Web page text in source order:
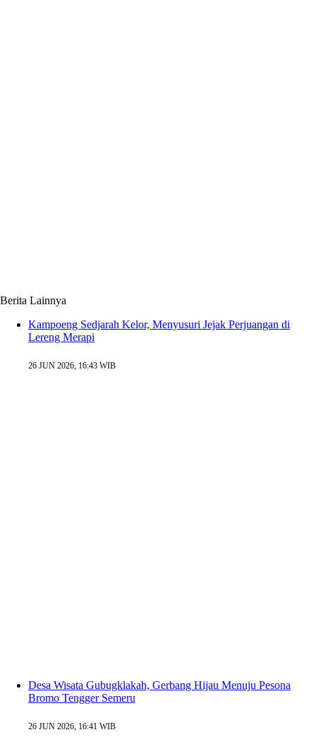
Berita Lainnya
Kampoeng Sedjarah Kelor, Menyusuri Jejak Perjuangan di
Lereng Merapi
26 JUN 2026, 16:43 WIB
Desa Wisata Gubugklakah, Gerbang Hijau Menuju Pesona
Bromo Tengger Semeru
26 JUN 2026, 16:41 WIB